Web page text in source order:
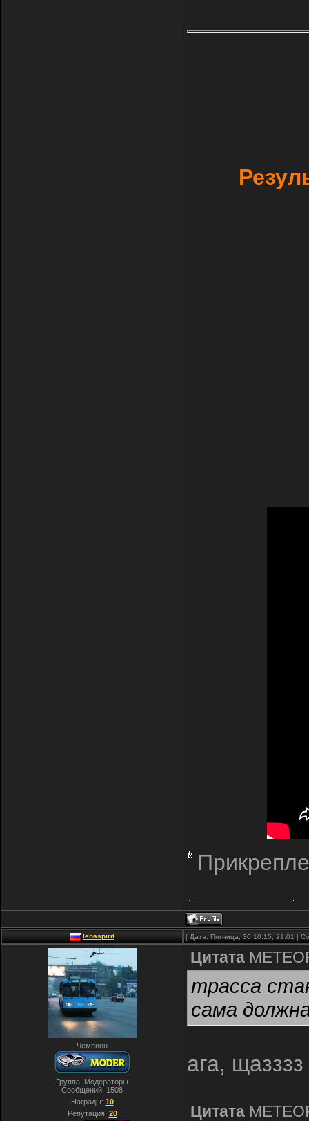
lehaspirit | Дата: Пятница, 30.10.15, 21:01 |
Чемпион
Группа: Модераторы
Сообщений: 1508
Награды: 10
Репутация: 20
Цитата
трасса
сама
ага, щазззз
Цитата